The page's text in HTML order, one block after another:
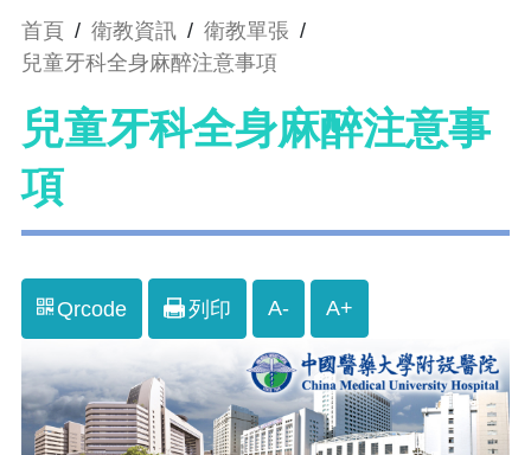
首頁 / 衛教資訊 / 衛教單張 /
兒童牙科全身麻醉注意事項
兒童牙科全身麻醉注意事
項
Qrcode 列印 A- A+